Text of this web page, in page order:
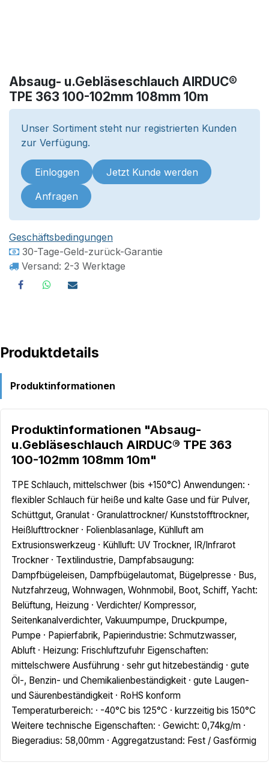
Absaug- u.Gebläseschlauch AIRDUC®
TPE 363 100-102mm 108mm 10m
Unser Sortiment steht nur registrierten Kunden
zur Verfügung.
Einloggen Jetzt Kunde werden
Anfragen
Geschäftsbedingungen
30-Tage-Geld-zurück-Garantie
Versand: 2-3 Werktage
Produktdetails
Produktinformationen
Produktinformationen "Absaug-
u.Gebläseschlauch AIRDUC® TPE 363
100-102mm 108mm 10m"
TPE Schlauch, mittelschwer (bis +150°C) Anwendungen: ·
flexibler Schlauch für heiße und kalte Gase und für Pulver,
Schüttgut, Granulat · Granulattrockner/ Kunststofftrockner,
Heißlufttrockner · Folienblasanlage, Kühlluft am
Extrusionswerkzeug · Kühlluft: UV Trockner, IR/Infrarot
Trockner · Textilindustrie, Dampfabsaugung:
Dampfbügeleisen, Dampfbügelautomat, Bügelpresse · Bus,
Nutzfahrzeug, Wohnwagen, Wohnmobil, Boot, Schiff, Yacht:
Belüftung, Heizung · Verdichter/ Kompressor,
Seitenkanalverdichter, Vakuumpumpe, Druckpumpe,
Pumpe · Papierfabrik, Papierindustrie: Schmutzwasser,
Abluft · Heizung: Frischluftzufuhr Eigenschaften:
mittelschwere Ausführung · sehr gut hitzebeständig · gute
Öl-, Benzin- und Chemikalienbeständigkeit · gute Laugen-
und Säurenbeständigkeit · RoHS konform
Temperaturbereich: · -40°C bis 125°C · kurzzeitig bis 150°C
Weitere technische Eigenschaften: · Gewicht: 0,74kg/m ·
Biegeradius: 58,00mm · Aggregatzustand: Fest / Gasförmig